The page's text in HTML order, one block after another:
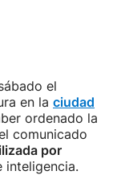
el
en la ciudad
ordenado la
comunicado
por
inteligencia.